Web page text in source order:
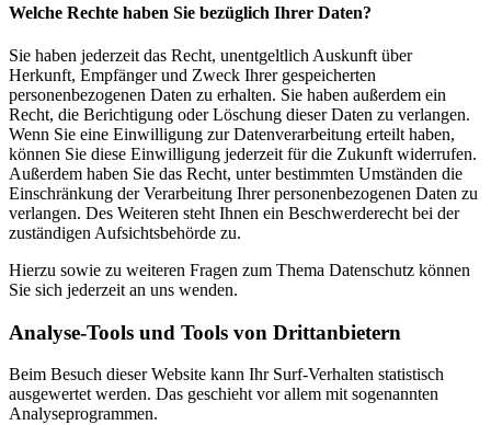
Welche Rechte haben Sie bezüglich Ihrer Daten?
Sie haben jederzeit das Recht, unentgeltlich Auskunft über
Herkunft, Empfänger und Zweck Ihrer gespeicherten
personenbezogenen Daten zu erhalten. Sie haben außerdem ein
Recht, die Berichtigung oder Löschung dieser Daten zu verlangen.
Wenn Sie eine Einwilligung zur Datenverarbeitung erteilt haben,
können Sie diese Einwilligung jederzeit für die Zukunft widerrufen.
Außerdem haben Sie das Recht, unter bestimmten Umständen die
Einschränkung der Verarbeitung Ihrer personenbezogenen Daten zu
verlangen. Des Weiteren steht Ihnen ein Beschwerderecht bei der
zuständigen Aufsichtsbehörde zu.
Hierzu sowie zu weiteren Fragen zum Thema Datenschutz können
Sie sich jederzeit an uns wenden.
Analyse-Tools und Tools von Dritt­anbietern
Beim Besuch dieser Website kann Ihr Surf-Verhalten statistisch
ausgewertet werden. Das geschieht vor allem mit sogenannten
Analyseprogrammen.